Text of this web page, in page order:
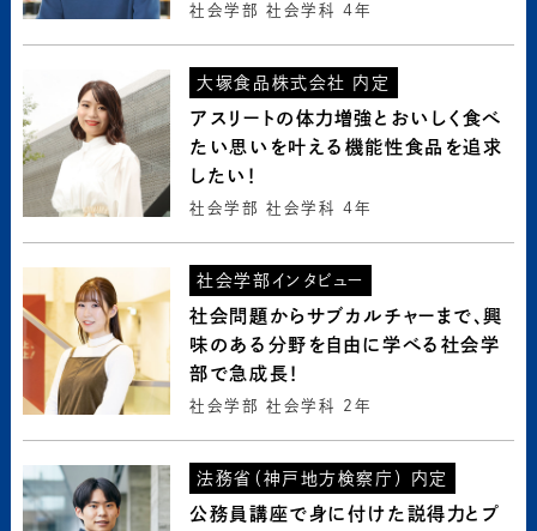
社会学部 社会学科 4年
大塚食品株式会社 内定
アスリートの体力増強とおいしく食べ
たい思いを叶える機能性食品を追求
したい！
社会学部 社会学科 4年
社会学部インタビュー
社会問題からサブカルチャーまで、興
味のある分野を自由に学べる社会学
部で急成長！
社会学部 社会学科 2年
法務省（神戸地方検察庁） 内定
公務員講座で身に付けた説得力とプ